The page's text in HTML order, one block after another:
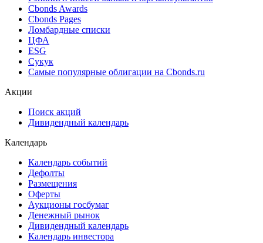
Cbonds Awards
Cbonds Pages
Ломбардные списки
ЦФА
ESG
Сукук
Самые популярные облигации на Cbonds.ru
Акции
Поиск акций
Дивидендный календарь
Календарь
Календарь событий
Дефолты
Размещения
Оферты
Аукционы госбумаг
Денежный рынок
Дивидендный календарь
Календарь инвестора